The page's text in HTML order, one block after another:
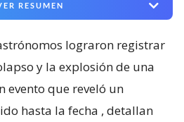
RESUMEN
lograron registrar
y la explosión de una
evento que reveló un
hasta la fecha , detallan